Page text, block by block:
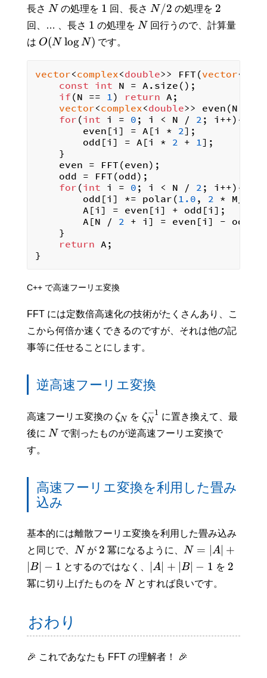
長さ N の処理を 1 回、長さ N /2 の処理を 2
回、… 、長さ 1 の処理を N 回行うので、計算量
は O(N logN) です。
vector<complex<double>> FFT(vector<
const int N = A.size();
if (N == 1) return A;
vector<complex<double>> even(N /
for (int i = 0 ; i < N / 2 ; i++){
        even[i] = A[i *
2];
        odd[i] = A[i *
2 + 1];
    }
    even = FFT(even);
    odd = FFT(odd);
for (int i = 0 ; i < N / 2 ; i++){
        odd[i] *= polar(
1.0 , 2 *
        A[i] = even[i] + odd[i];
        A[N /
2 + i] = even[i] -
    }
return A;
C++ で高速フーリエ変換
FFT には定数倍高速化の技術がたくさんあり、こ
こから何倍か速くできるのですが、それは他の記
事等に任せることにします。
逆高速フーリエ変換
高速フーリエ変換の ζN をζN
−1 に置き換えて、最
後に N で割ったものが逆高速フーリエ変換で
す。
高速フーリエ変換を利用した畳み
込み
基本的には離散フーリエ変換を利用した畳み込み
と同じで、 N が 2 冪になるように、 N = A∣ +
B∣ − 1 とするのではなく、 ∣A + B∣ − 1 を 2
冪に切り上げたものを N とすれば良いです。
おわり
🎉 これであなたも FFT の理解者！ 🎉